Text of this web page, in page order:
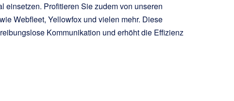
einsetzen. Profitieren Sie zudem von unseren
Webfleet, Yellowfox und vielen mehr. Diese
Kommunikation und erhöht die Effizienz